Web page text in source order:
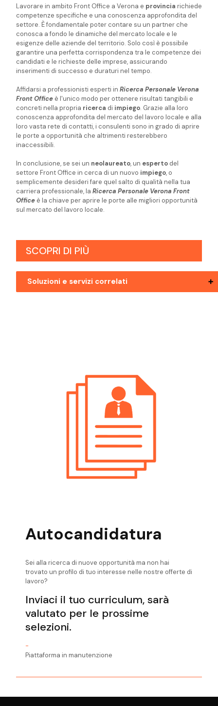
Lavorare in ambito Front Office a Verona e provincia richiede
competenze specifiche e una conoscenza approfondita del
settore. È fondamentale poter contare su un partner che
conosca a fondo le dinamiche del mercato locale e le
esigenze delle aziende del territorio. Solo così è possibile
garantire una perfetta corrispondenza tra le competenze dei
candidati e le richieste delle imprese, assicurando
inserimenti di successo e duraturi nel tempo.
Affidarsi a professionisti esperti in Ricerca Personale Verona
Front Office è l'unico modo per ottenere risultati tangibili e
concreti nella propria ricerca di impiego. Grazie alla loro
conoscenza approfondita del mercato del lavoro locale e alla
loro vasta rete di contatti, i consulenti sono in grado di aprire
le porte a opportunità che altrimenti resterebbero
inaccessibili.
In conclusione, se sei un neolaureato, un esperto del
settore Front Office in cerca di un nuovo impiego, o
semplicemente desideri fare quel salto di qualità nella tua
carriera professionale, la Ricerca Personale Verona Front
Office è la chiave per aprire le porte alle migliori opportunità
sul mercato del lavoro locale.
SCOPRI DI PIÙ
Soluzioni e servizi correlati
Ricerca Personale Riva Del Garda Front
Ricerca Personale Rovereto Front Office
Ricerca Personale Trento Front Office
Ricerca Personale Val Di Non Front
Ricerca Personale Valli Giudicarie Front
Ricerca Personale Valsugana Front Office
Autocandidatura
Sei alla ricerca di nuove opportunità ma non hai
trovato un profilo di tuo interesse nelle nostre offerte di
lavoro?
Inviaci il tuo curriculum, sarà
valutato per le prossime
selezioni.
-
Piattaforma in manutenzione